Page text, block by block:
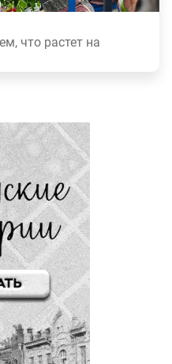
что растет на